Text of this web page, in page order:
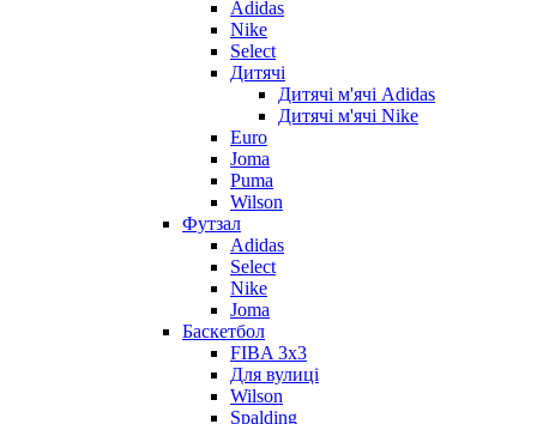
Adidas
Nike
Select
Дитячі
Дитячі м'ячі Adidas
Дитячі м'ячі Nike
Euro
Joma
Puma
Wilson
Футзал
Adidas
Select
Nike
Joma
Баскетбол
FIBA 3x3
Для вулиці
Wilson
Spalding